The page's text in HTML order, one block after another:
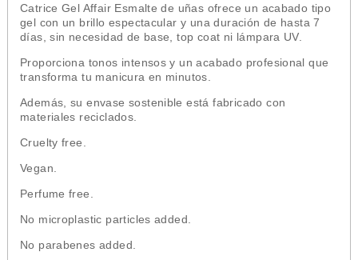
Catrice Gel Affair Esmalte de uñas ofrece un acabado tipo
gel con un brillo espectacular y una duración de hasta 7
días, sin necesidad de base, top coat ni lámpara UV.
Proporciona tonos intensos y un acabado profesional que
transforma tu manicura en minutos.
Además, su envase sostenible está fabricado con
materiales reciclados.
Cruelty free.
Vegan.
Perfume free.
No microplastic particles added.
No parabenes added.